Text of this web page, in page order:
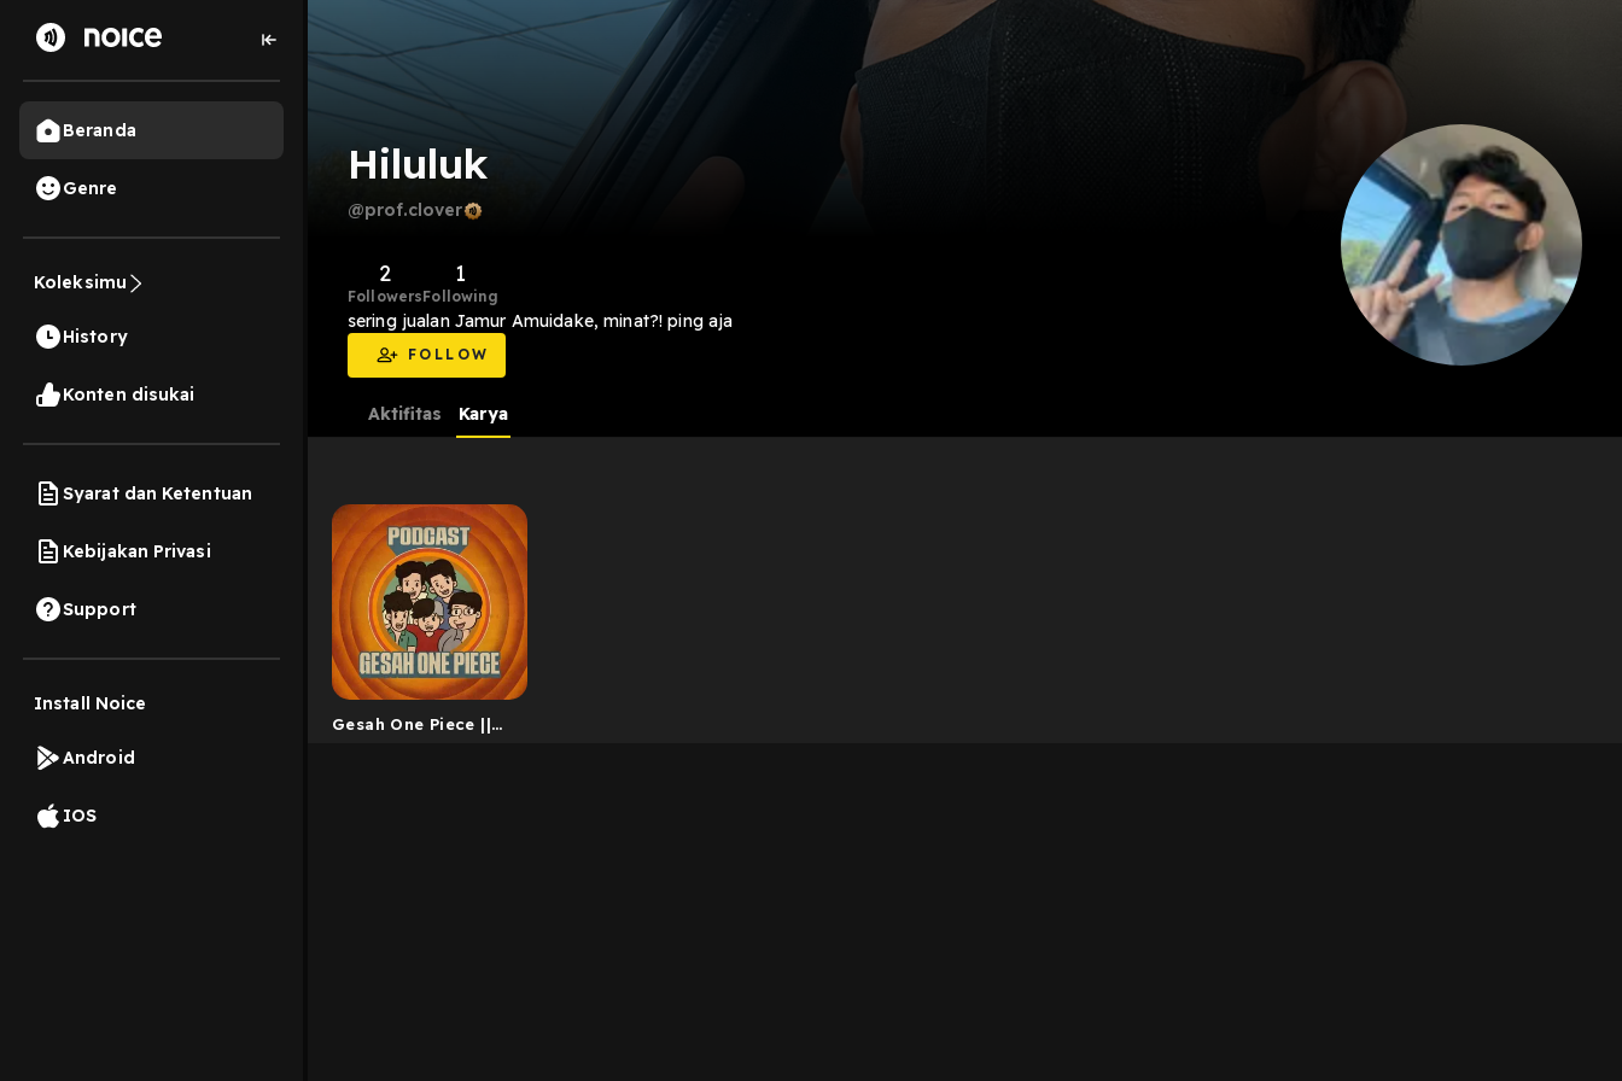
Beranda
Genre
Koleksimu
History
Konten disukai
Syarat dan Ketentuan
Kebijakan Privasi
Support
Install Noice
Android
IOS
Hiluluk
@prof.clover
2
Followers
1
Following
sering jualan Jamur Amuidake, minat?! ping aja
FOLLOW
Aktifitas Karya
Gesah One Piece ||